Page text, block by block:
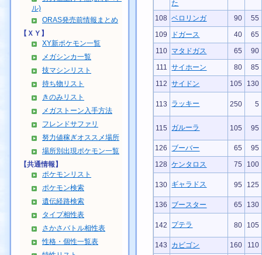
ル)
ORAS発売前情報まとめ
【ＸＹ】
XY新ポケモン一覧
メガシンカ一覧
技マシンリスト
持ち物リスト
きのみリスト
メガストーン入手方法
フレンドサファリ
努力値稼ぎオススメ場所
場所別出現ポケモン一覧
【共通情報】
ポケモンリスト
ポケモン検索
遺伝経路検索
タイプ相性表
さかさバトル相性表
性格・個性一覧表
た
108 ベロリンガ 90
55
109
ドガース 40
65
110 マタドガス 65
90
111
サイホーン 80
85
112
サイドン 105 130
113 ラッキー 250 5
115 ガルーラ 105 95
126 ブーバー 65
95
128
ケンタロス 75 100
130 ギャラドス 95 125
136 ブースター 65 130
142 プテラ 80 105
143 カビゴン 160 110